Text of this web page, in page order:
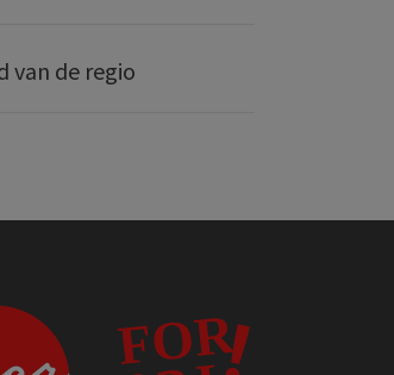
van de regio